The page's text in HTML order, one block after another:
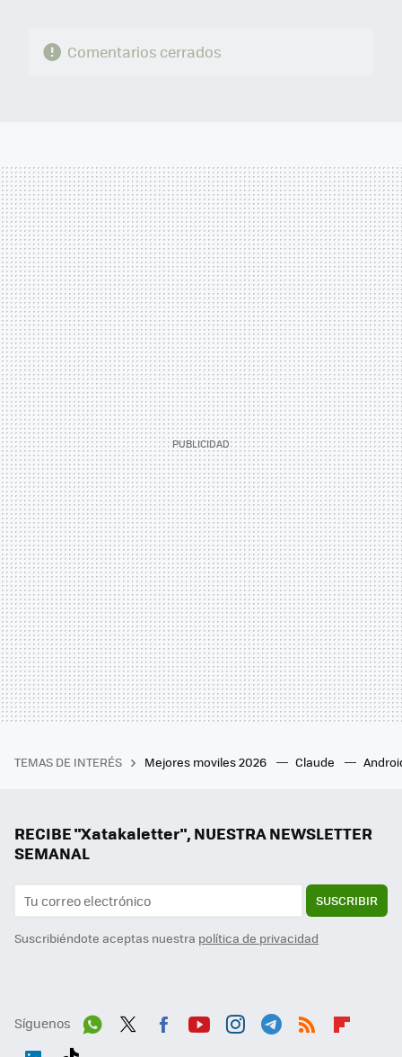
Comentarios cerrados
TEMAS DE INTERÉS Mejores moviles 2026 Claude
RECIBE "Xatakaletter", NUESTRA NEWSLETTER
SEMANAL
SUSCRIBIR
Suscribiéndote aceptas nuestra política de privacidad
Síguenos